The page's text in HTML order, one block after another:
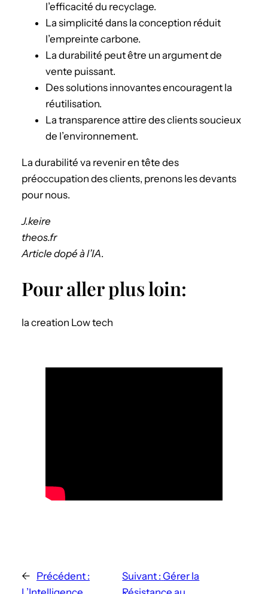
l’efficacité du recyclage.
La simplicité dans la conception réduit
l’empreinte carbone.
La durabilité peut être un argument de
vente puissant.
Des solutions innovantes encouragent la
réutilisation.
La transparence attire des clients soucieux
de l’environnement.
La durabilité va revenir en tête des
préoccupation des clients, prenons les devants
pour nous.
J.keire
theos.fr
Article dopé à l’IA.
Pour aller plus loin:
la creation Low tech
← Précédent :
Suivant : Gérer la